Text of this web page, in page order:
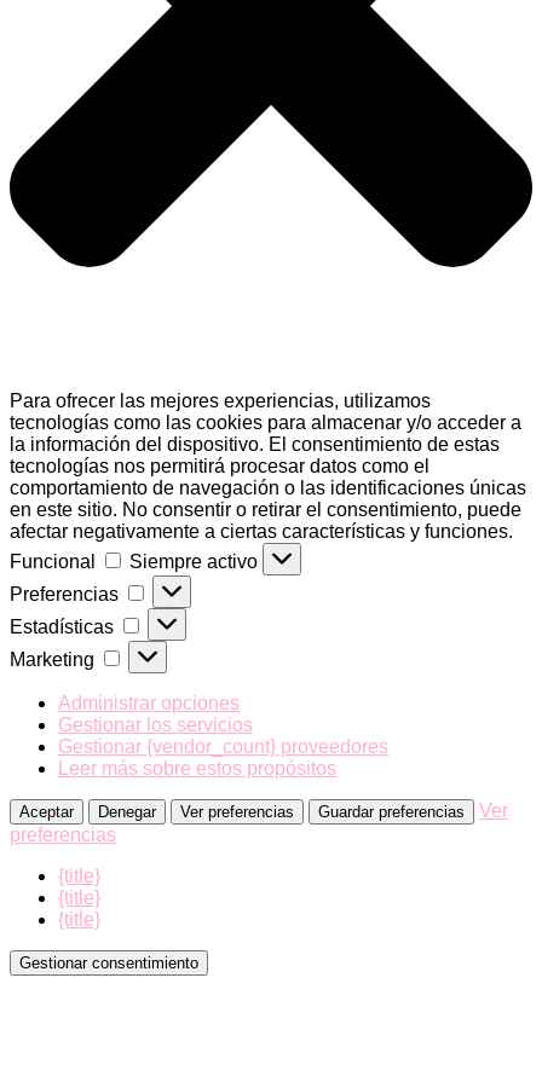
Para ofrecer las mejores experiencias, utilizamos
tecnologías como las cookies para almacenar y/o acceder a
la información del dispositivo. El consentimiento de estas
tecnologías nos permitirá procesar datos como el
comportamiento de navegación o las identificaciones únicas
en este sitio. No consentir o retirar el consentimiento, puede
afectar negativamente a ciertas características y funciones.
Funcional
Funcional
Siempre activo
Preferencias
Preferencias
Estadísticas Estadísticas
Marketing Marketing
Administrar opciones
Gestionar los servicios
Gestionar {vendor_count} proveedores
Leer más sobre estos propósitos
Aceptar Denegar Ver preferencias Guardar preferencias
Ver
preferencias
{title}
{title}
{title}
Gestionar consentimiento